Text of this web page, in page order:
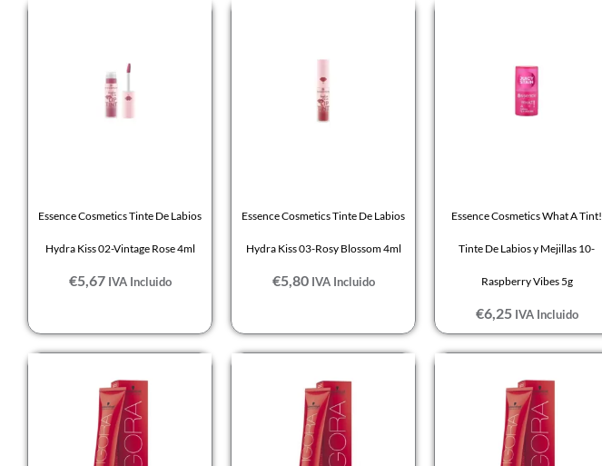
Essence Cosmetics Tinte De Labios
Hydra Kiss 02-Vintage Rose 4ml
€5,67 IVA Incluido
Essence Cosmetics Tinte De Labios
Hydra Kiss 03-Rosy Blossom 4ml
€5,80 IVA Incluido
Essence Cosmetics What A Tint!
Tinte De Labios y Mejillas 10-
Raspberry Vibes 5g
€6,25 IVA Incluido